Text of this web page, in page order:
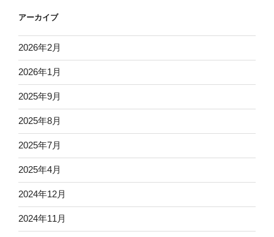
アーカイブ
2026年2月
2026年1月
2025年9月
2025年8月
2025年7月
2025年4月
2024年12月
2024年11月